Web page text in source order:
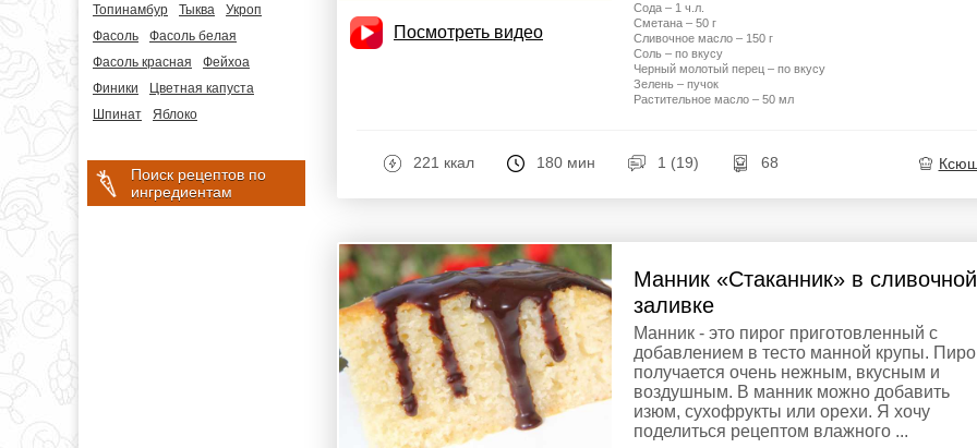
Топинамбур
Тыква
Укроп
Фасоль
Фасоль белая
Фасоль красная
Фейхоа
Финики
Цветная капуста
Шпинат
Яблоко
Поиск рецептов по
ингредиентам
Посмотреть видео
Сода – 1 ч.л.
Сметана – 50 г
Сливочное масло – 150 г
Соль – по вкусу
Черный молотый перец – по вкусу
Зелень – пучок
Растительное масло – 50 мл
221 ккал 180 мин 1 (19) 68
Манник «Стаканник» в сливочной
заливке
Манник - это пирог приготовленный с
добавлением в тесто манной крупы.
получается очень нежным, вкусным и
воздушным. В манник можно добавить
изюм, сухофрукты или орехи. Я хочу
поделиться рецептом влажного ...